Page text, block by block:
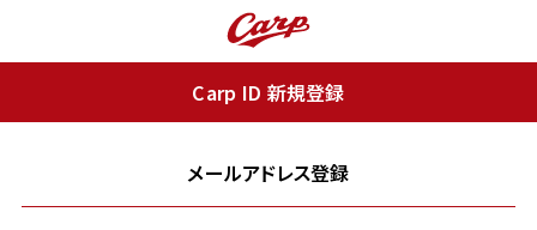
Carp ID 新規登録
メールアドレス登録